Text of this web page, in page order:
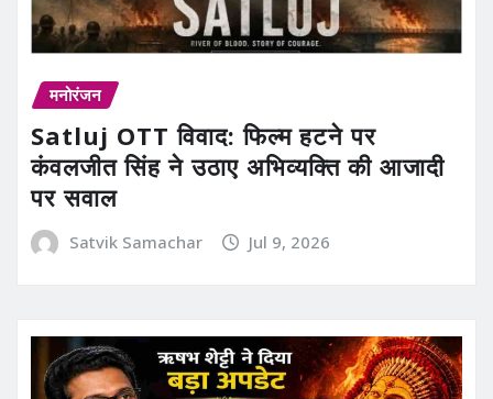
मनोरंजन
Satluj OTT विवाद: फिल्म हटने पर
कंवलजीत सिंह ने उठाए अभिव्यक्ति की आजादी
पर सवाल
Satvik Samachar Jul 9, 2026